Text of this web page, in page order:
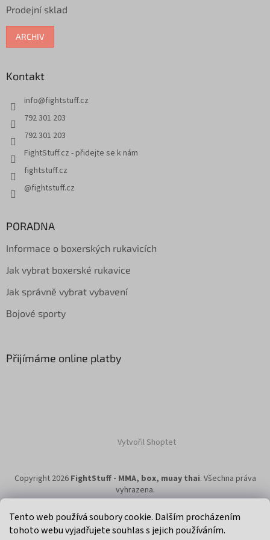
Tento web používá soubory cookie. Dalším procházením
tohoto webu vyjadřujete souhlas s jejich používáním.
Prodejní sklad
ARCHIV
Kontakt
info@fightstuff.cz
792 301 203
792 301 203
FightStuff.cz - přidejte se k nám
fightstuff.cz
@fightstuff.cz
PORADNA
Informace o boxerských rukavicích
Jak vybrat boxerské rukavice
Jak správně vybrat vybavení
Bojové sporty
Přijímáme online platby
Vytvořil Shoptet
Copyright 2026 FightStuff - MMA, box, muay thai. Všechna práva
vyhrazena.